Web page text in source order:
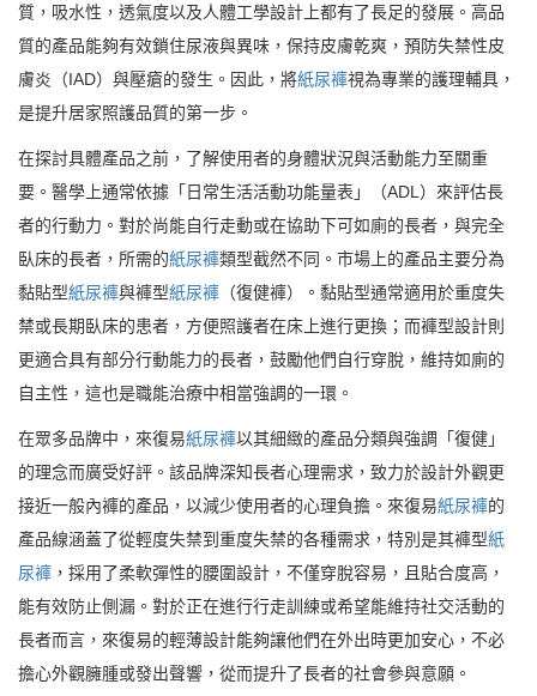
質，吸水性，透氣度以及人體工學設計上都有了長足的發展。高品
質的產品能夠有效鎖住尿液與異味，保持皮膚乾爽，預防失禁性皮
膚炎（IAD）與壓瘡的發生。因此，將紙尿褲視為專業的護理輔具，
是提升居家照護品質的第一步。
在探討具體產品之前，了解使用者的身體狀況與活動能力至關重
要。醫學上通常依據「日常生活活動功能量表」（ADL）來評估長
者的行動力。對於尚能自行走動或在協助下可如廁的長者，與完全
臥床的長者，所需的紙尿褲類型截然不同。市場上的產品主要分為
黏貼型紙尿褲與褲型紙尿褲 （復健褲）。黏貼型通常適用於重度失
禁或長期臥床的患者，方便照護者在床上進行更換；而褲型設計則
更適合具有部分行動能力的長者，鼓勵他們自行穿脫，維持如廁的
自主性，這也是職能治療中相當強調的一環。
在眾多品牌中，來復易紙尿褲以其細緻的產品分類與強調「復健」
的理念而廣受好評。該品牌深知長者心理需求，致力於設計外觀更
接近一般內褲的產品，以減少使用者的心理負擔。來復易紙尿褲的
產品線涵蓋了從輕度失禁到重度失禁的各種需求，特別是其褲型紙
尿褲 ，採用了柔軟彈性的腰圍設計，不僅穿脫容易，且貼合度高，
能有效防止側漏。對於正在進行行走訓練或希望能維持社交活動的
長者而言，來復易的輕薄設計能夠讓他們在外出時更加安心，不必
擔心外觀臃腫或發出聲響，從而提升了長者的社會參與意願。